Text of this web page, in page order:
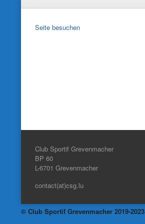
Seite besuchen
Club Sportif Grevenmacher
BP 60
L-6701 Grevenmacher
contact(at)csg.lu
© Club Sportif Grevenmacher 2019-2023